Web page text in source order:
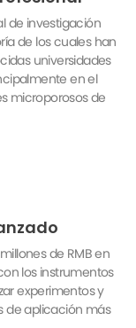
de investigación
de los cuales han
universidades
en el
microporosos de
los instrumentos
experimentos y
de aplicación más